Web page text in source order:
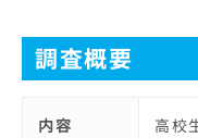
調査概要
内容 高校